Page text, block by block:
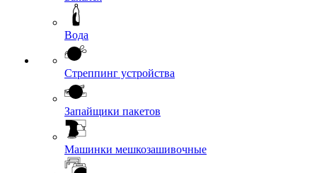
Вода
Стреппинг устройства
Запайщики пакетов
Машинки мешкозашивочные